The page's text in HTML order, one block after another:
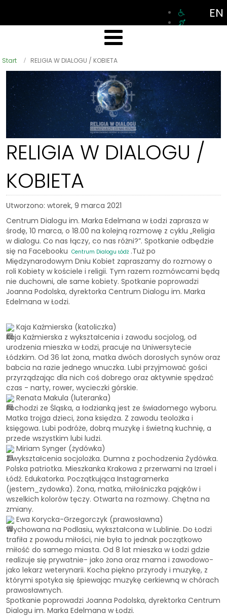
EN
Start RELIGIA W DIALOGU / KOBIETA
RELIGIA W DIALOGU /
KOBIETA
Utworzono: wtorek, 9 marca 2021
Centrum Dialogu im. Marka Edelmana w Łodzi zaprasza w
środę, 10 marca, o 18.00 na kolejną rozmowę z cyklu „Religia
w dialogu. Co nas łączy, co nas różni?”. Spotkanie odbędzie
się na Facebooku Centrum Dialogu Łódź .Tuż po
Międzynarodowym Dniu Kobiet zapraszamy do rozmowy o
roli Kobiety w kościele i religii. Tym razem rozmówcami będą
nie duchowni, ale same kobiety. Spotkanie poprowadzi
Joanna Podolska, dyrektorka Centrum Dialogu im. Marka
Edelmana w Łodzi.
Kaja Kaźmierska (katoliczka)
Kaja Kaźmierska z wykształcenia i zawodu socjolog, od
urodzenia mieszka w Łodzi, pracuje na Uniwersytecie
Łódzkim. Od 36 lat żona, matka dwóch dorosłych synów oraz
babcia na razie jednego wnuczka. Lubi przyjmować gości
przyrządzając dla nich coś dobrego oraz aktywnie spędzać
czas - narty, rower, wycieczki górskie.
Renata Makula (luteranka)
Pochodzi ze Śląska, a łodzianką jest ze świadomego wyboru.
Matka trojga dzieci, żona księdza. Z zawodu teolożka i
księgowa. Lubi podróże, dobrą muzykę i świetną kuchnię, a
przede wszystkim lubi ludzi.
Miriam Synger (żydówka)
Z wykształcenia socjolożka. Dumna z pochodzenia Żydówka.
Polska patriotka. Mieszkanka Krakowa z przerwami na Izrael i
Łódź. Edukatorka. Początkująca Instagramerka
(jestem_zydowka). Żona, matka, miłośniczka pająków i
wszelkich kolorów tęczy. Otwarta na rozmowy. Chętna na
zmiany.
Ewa Korycka-Grzegorczyk (prawosławna)
Wychowana na Podlasiu, wykształcona w Lublinie. Do Łodzi
trafiła z powodu miłości, nie była to jednak początkowo
miłość do samego miasta. Od 8 lat mieszka w Łodzi gdzie
realizuje się prywatnie- jako żona oraz mama i zawodowo-
jako lekarz weterynarii. Kocha piękno przyrody i muzykę, z
którymi spotyka się śpiewając muzykę cerkiewną w chórach
prawosławnych.
Spotkanie poprowadzi Joanna Podolska, dyrektorka Centrum
Dialogu im. Marka Edelmana w Łodzi.